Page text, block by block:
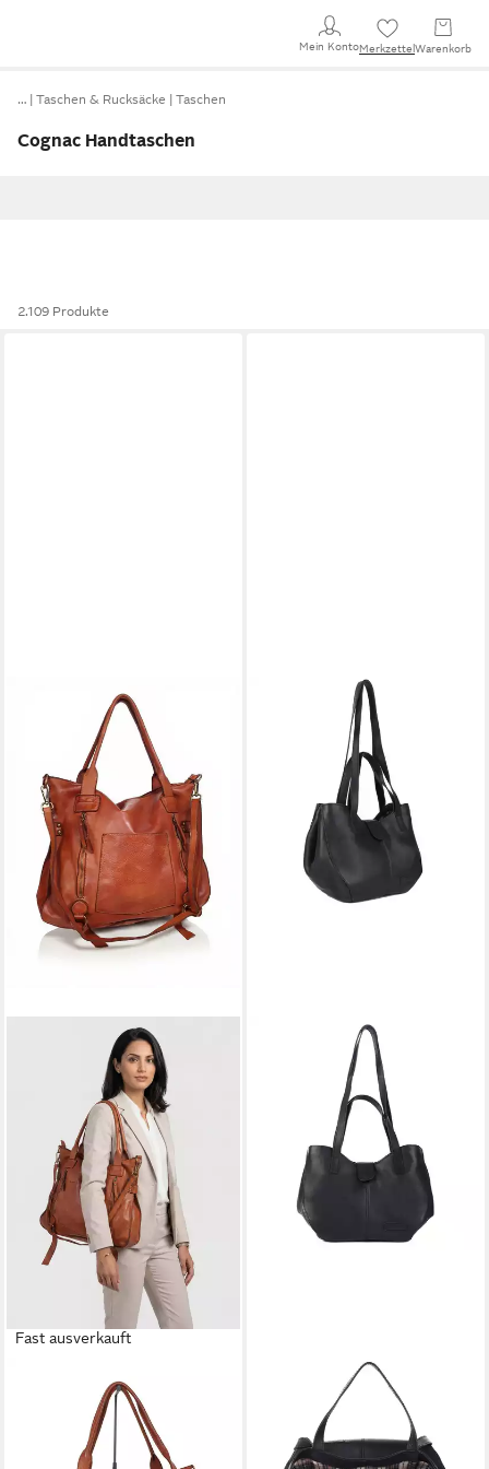
Mein KontoMerkzettel Warenkorb
… Taschen & Rucksäcke Taschen
Cognac Handtaschen
2.109 Produkte
Fast ausverkauft
Schultertasche großer
italienischer Ledershopper,
Made in Italy, weiches
Handtasche Damen Echt
Leder Umhängetasche
Shopper Vintage Schulter